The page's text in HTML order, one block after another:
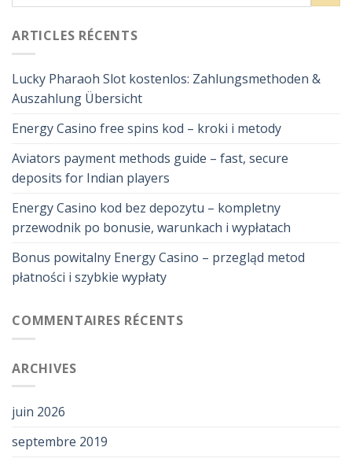
ARTICLES RÉCENTS
Lucky Pharaoh Slot kostenlos: Zahlungsmethoden &
Auszahlung Übersicht
Energy Casino free spins kod – kroki i metody
Aviators payment methods guide – fast, secure
deposits for Indian players
Energy Casino kod bez depozytu – kompletny
przewodnik po bonusie, warunkach i wypłatach
Bonus powitalny Energy Casino – przegląd metod
płatności i szybkie wypłaty
COMMENTAIRES RÉCENTS
ARCHIVES
juin 2026
septembre 2019